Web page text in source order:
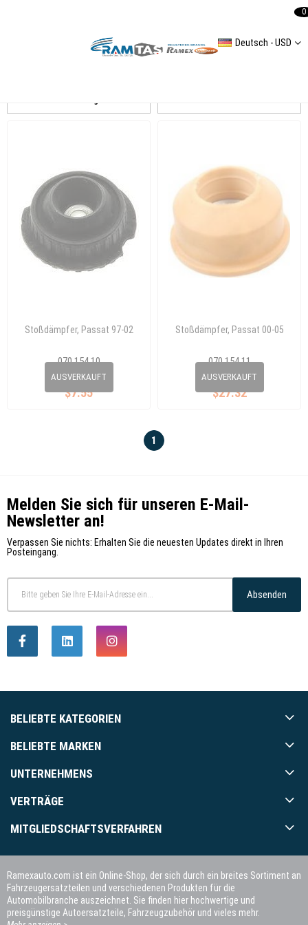
Deutsch - USD
0
AUSVERKAUFT
Stoßdämpfer, Passat 97-02
070 154 10
$7.55
4D0 412 377F AUSVERKAUFT
Stoßdämpfer, Passat 00-05
070 154 11
$27.32
3B7 412 377A
1
Melden Sie sich für unseren E-Mail-
Newsletter an!
Verpassen Sie nichts: Erhalten Sie die neuesten Updates direkt in Ihren
Posteingang.
Absenden
BELIEBTE KATEGORIEN
BELIEBTE MARKEN
UNTERNEHMENS
VERTRÄGE
MITGLIEDSCHAFTSVERFAHREN
Ramexauto.com ist ein Online-Shop, der sich durch ein breites Sortiment an
Fahrzeugersatzteilen und verschiedenen Produkten für die
Automobilbranche auszeichnet. Sie finden hier hochwertige und
preisgünstige Autoersatzteile, Fahrzeugzubehör und vieles mehr.